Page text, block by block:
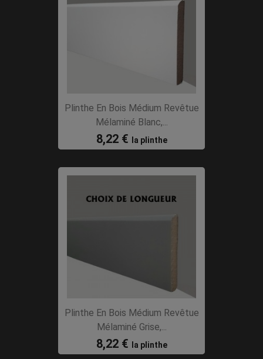
Plinthe En Bois Médium Revêtue
Mélaminé Blanc,...
8,22 € la plinthe
Plinthe En Bois Médium Revêtue
Mélaminé Grise,...
8,22 € la plinthe